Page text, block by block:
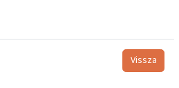
Vissza